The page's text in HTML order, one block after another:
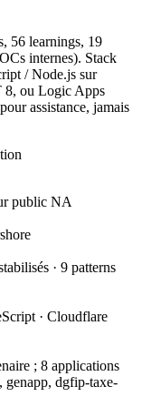
56 learnings, 19
internes). Stack
/ Node.js sur
8, ou Logic Apps
assistance, jamais
public NA
· 9 patterns
· Cloudflare
; 8 applications
genapp, dgfip-taxe-